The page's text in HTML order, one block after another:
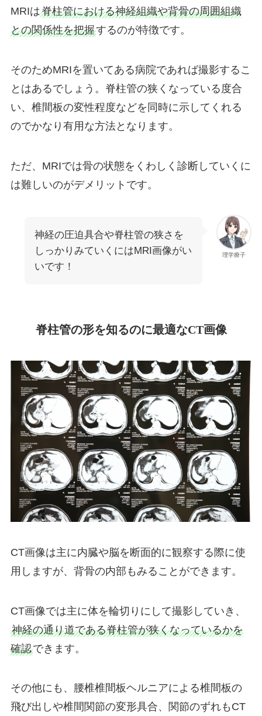
MRIは脊柱管における神経組織や背骨の周囲組織
との関係性を把握するのが特徴です。
そのためMRIを置いてある病院であれば撮影するこ
とはあるでしょう。脊柱管の狭くなっている度合
い、椎間板の変性程度などを同時に示してくれる
のでかなり有用な方法となります。
ただ、MRIでは骨の状態をくわしく診断していくに
は難しいのがデメリットです。
理学療子
神経の圧迫具合や脊柱管の狭さを
しっかりみていくにはMRI画像がい
いです！
脊柱管の形を知るのに最適なCT画像
CT画像は主に内臓や脳を断面的に観察する際に使
用しますが、背骨の内部もみることができます。
CT画像では主に体を輪切りにして撮影していき、
神経の通り道である脊柱管が狭くなっているかを
確認できます。
その他にも、腰椎椎間板ヘルニアによる椎間板の
飛び出しや椎間関節の変形具合、関節のずれもCT